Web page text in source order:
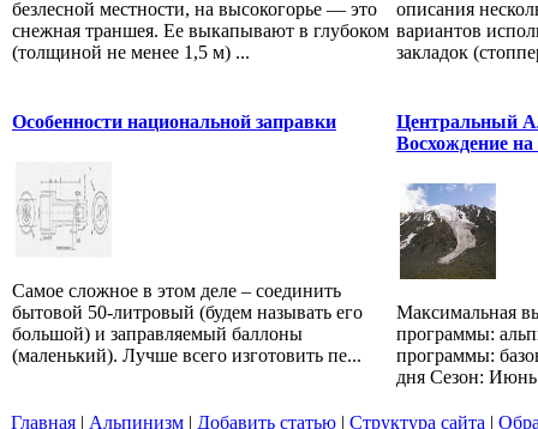
безлесной местности, на высокогорье — это
снежная траншея. Ее выкапывают в глубоком
(толщиной не менее 1,5 м) ...
описания
вариантов
закладок
Особенности национальной заправки
Самое сложное в этом деле – соединить
бытовой 50-литровый (будем называть его
большой) и заправляемый баллоны
(маленький). Лучше всего изготовить пе...
Центральный
Восхождение
Максимальная
программы:
программы:
дня Сезон:
Главная | Альпинизм | Добавить статью | Структура сайта |